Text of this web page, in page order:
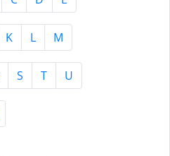
K L M
S T U